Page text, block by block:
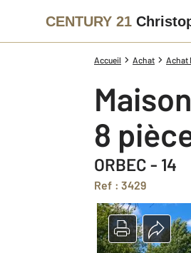
CENTURY 21
Accueil Achat Achat
8
ORBEC - 14
Ref : 3429